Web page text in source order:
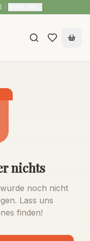
nichts
noch nicht
Lass uns
finden!